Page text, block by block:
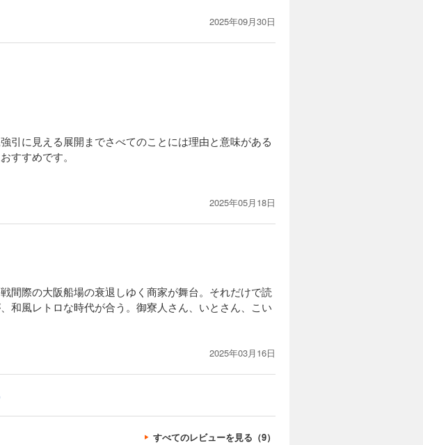
2025年09月30日
引に見える展開までさべてのことには理由と意味がある
すすめです。
2025年05月18日
間際の大阪船場の衰退しゆく商家が舞台。それだけで読
和風レトロな時代が合う。御寮人さん、いとさん、こい
2025年03月16日
すべてのレビューを見る（9）